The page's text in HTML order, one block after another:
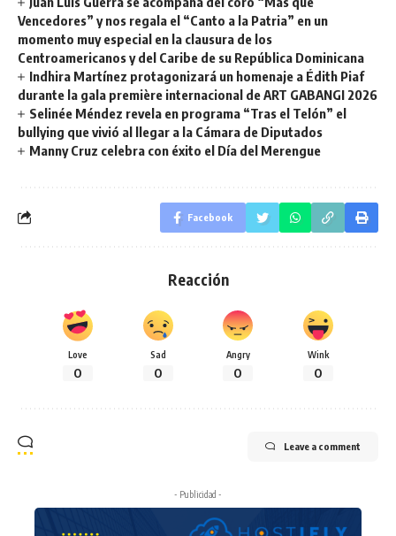
Vencedores” y nos regala el “Canto a la Patria” en un
momento muy especial en la clausura de los
Centroamericanos y del Caribe de su República Dominicana
Indhira Martínez protagonizará un homenaje a Édith Piaf
durante la gala première internacional de ART GABANGI 2026
Selinée Méndez revela en programa “Tras el Telón” el
bullying que vivió al llegar a la Cámara de Diputados
Manny Cruz celebra con éxito el Día del Merengue
Facebook
Reacción
Love
0
Sad
0
Angry
0
Wink
0
Leave a comment
- Publicidad -